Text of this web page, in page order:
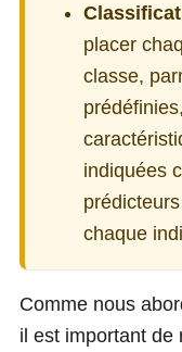
placer
classe,
indiquées
chaque
Comme nous
il est important de